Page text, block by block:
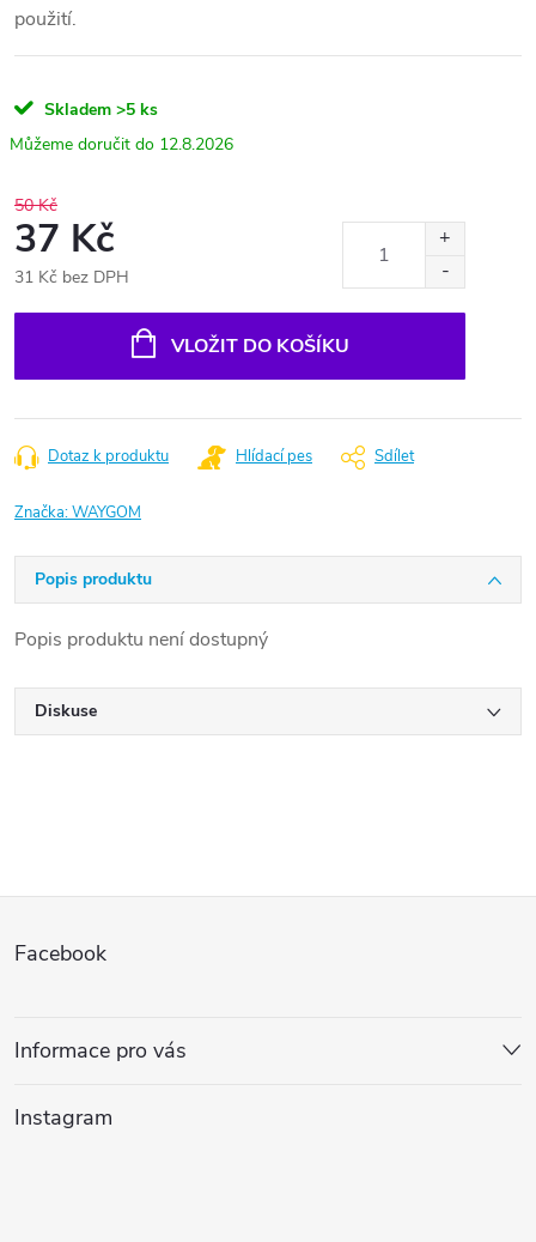
použití.
Skladem >5 ks
12.8.2026
50 Kč
37 Kč
31 Kč bez DPH
VLOŽIT DO KOŠÍKU
Dotaz k produktu Hlídací pes Sdílet
Značka:WAYGOM
Popis produktu
Popis produktu není dostupný
Diskuse
p
a
Facebook
Informace pro vás
Instagram